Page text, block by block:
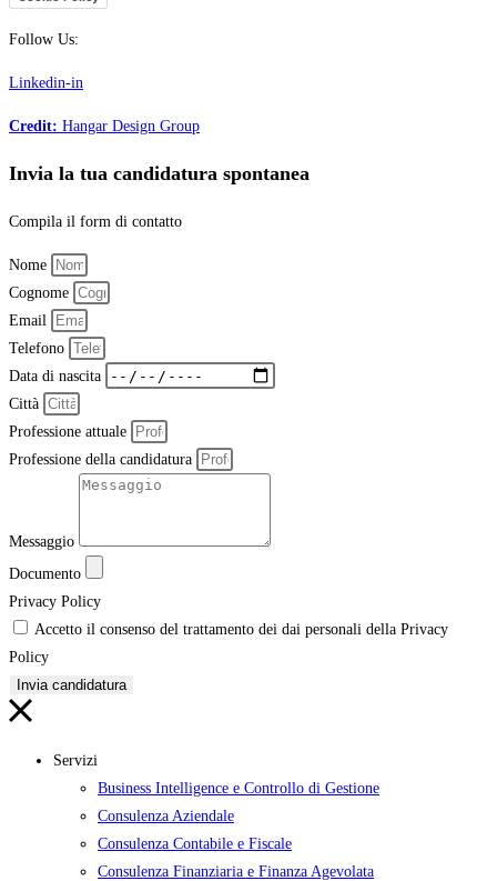
Follow Us:
Linkedin-in
Credit: Hangar Design Group
Invia la tua candidatura spontanea
Compila il form di contatto
Nome
Cognome
Email
Telefono
Data di nascita
Città
Professione attuale
Professione della candidatura
Messaggio
Documento
Privacy Policy
Accetto il consenso del trattamento dei dai personali della Privacy
Policy
Invia candidatura
Servizi
Business Intelligence e Controllo di Gestione
Consulenza Aziendale
Consulenza Contabile e Fiscale
Consulenza Finanziaria e Finanza Agevolata